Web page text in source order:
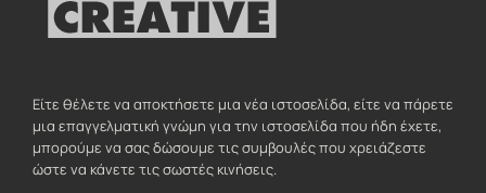
Είτε θέλετε να αποκτήσετε μια νέα ιστοσελίδα, είτε να πάρετε
μια επαγγελματική γνώμη για την ιστοσελίδα που ήδη έχετε,
μπορούμε να σας δώσουμε τις συμβουλές που χρειάζεστε
ώστε να κάνετε τις σωστές κινήσεις.